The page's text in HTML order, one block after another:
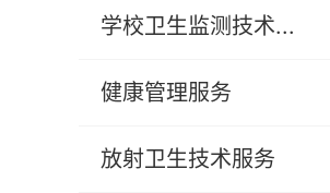
学校卫生监测技术...
健康管理服务
放射卫生技术服务